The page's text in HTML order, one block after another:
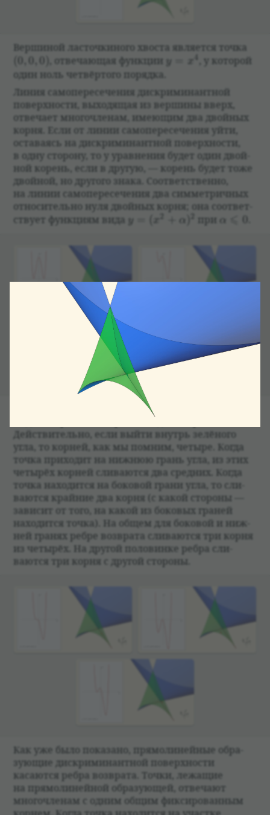
Верши­ной ласточ­ки­ного хво­ста явля­ется точка
(0,0,0)
0 0 , отве­чающая функции y=x^4
y x
, у кото­рой
один ноль чет­вёр­того порядка.
Линия самопе­ре­се­че­ния дис­кри­ми­нант­ной
поверх­но­сти, выхо­дящая из вершины вверх,
отве­чает много­чле­нам, имеющим два двой­ных
корня. Если от линии самопе­ре­се­че­ния уйти,
оста­ва­ясь на дис­кри­ми­нант­ной поверх­но­сти,
в одну сто­рону, то у урав­не­ния будет один двой­
ной корень, если в другую, — корень будет тоже
двой­ной, но другого знака. Соот­вет­ственно,
на линии самопе­ре­се­че­ния два симмет­рич­ных
отно­си­тельно нуля двой­ных корня; она соот­вет­
ствует функциям вида y=(x^2+\alpha)^2
y x α при \alpha\le
α 0
Ребро воз­врата соот­вет­ствует много­чле­нам
с одним трой­ным кор­нем и одним про­стым.
Действи­тельно, если выйти внутрь зелё­ного
угла, то кор­ней, как мы пом­ним, четыре. Когда
точка при­хо­дит на ниж­нюю грань угла, из этих
четырёх кор­ней сли­ваются два сред­них. Когда
точка нахо­дится на боко­вой грани угла, то сли­
ваются край­ние два корня (с какой сто­роны —
зави­сит от того, на какой из боко­вых гра­ней
нахо­дится точка). На общем для боко­вой и ниж­
ней гра­нях ребре воз­врата сли­ваются три корня
из четырёх. На дру­гой поло­винке ребра сли­
ваются три корня с дру­гой сто­роны.
Как уже было пока­зано, прямо­ли­ней­ные обра­
зующие дис­кри­ми­нант­ной поверх­но­сти
касаются ребра воз­врата. Точки, лежащие
на прямо­ли­ней­ной обра­зующей, отве­чают
много­чле­нам с одним общим фик­си­ро­ван­ным